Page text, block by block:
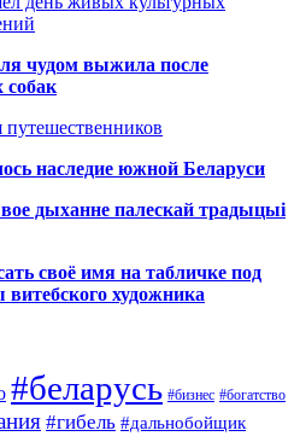
чудом выжила после
собак
наследие южной Беларуси
дыханне палескай традыцыі
своё имя на табличке под
художника
#беларусь #бизнес #богатство
#гибель #дальнобойщик